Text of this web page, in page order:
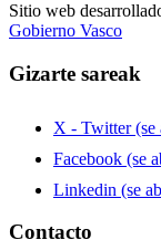
Sitio web
Gobierno Vasco
Gizarte sareak
X - Twitter (se
Facebook (se
Linkedin (se
Contacto